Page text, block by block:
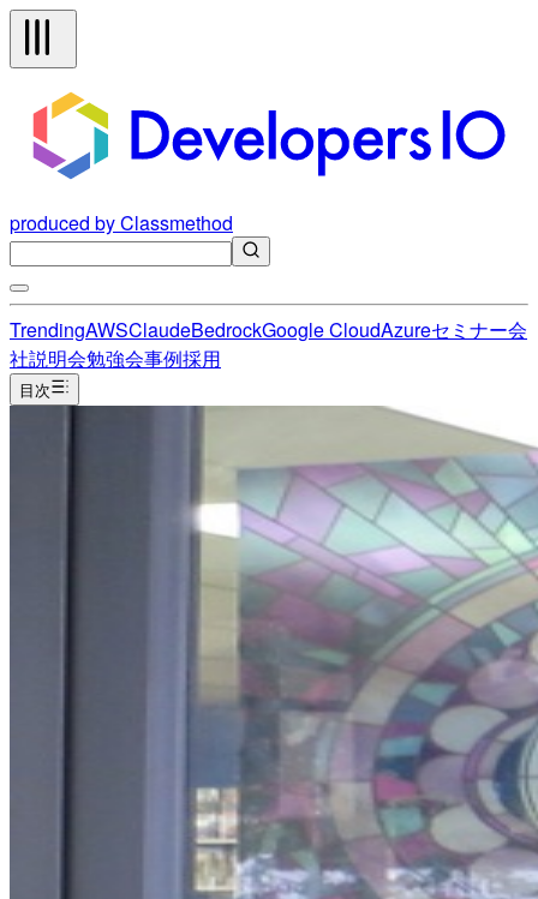
produced by Classmethod
TrendingAWSClaudeBedrockGoogle CloudAzureセミナー会
社説明会勉強会事例採用
目次